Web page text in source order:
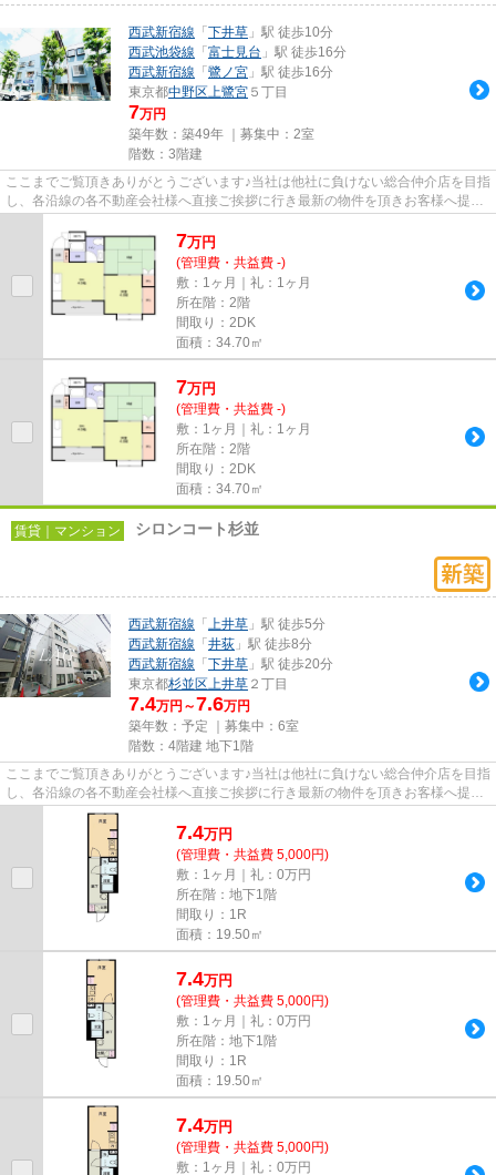
西武新宿線 「 下井草 」駅 徒歩10分
西武池袋線 「 富士見台 」駅 徒歩16分
西武新宿線 「 鷺ノ宮 」駅 徒歩16分
東京都中野区上鷺宮 ５丁目
7万円
築年数：築49年 ｜募集中： 2室
階数：3階建
ここまでご覧頂きありがとうございます♪当社は他社に負けない総合仲介店を目指
し、各沿線の各不動産会社様へ直接ご挨拶に行き最新の物件を頂きお客様へ提供
7万円
(管理費・共益費 -)
敷：1ヶ月｜礼：1ヶ月
所在階：2階
間取り：2DK
面積：34.70㎡
7万円
(管理費・共益費 -)
敷：1ヶ月｜礼：1ヶ月
所在階：2階
間取り：2DK
面積：34.70㎡
賃貸｜マンション シロンコート杉並
西武新宿線 「 上井草 」駅 徒歩5分
西武新宿線 「 井荻 」駅 徒歩8分
西武新宿線 「 下井草 」駅 徒歩20分
東京都杉並区上井草 ２丁目
7.4万円～7.6万円
築年数：予定 ｜募集中： 6室
階数：4階建 地下1階
ここまでご覧頂きありがとうございます♪当社は他社に負けない総合仲介店を目指
し、各沿線の各不動産会社様へ直接ご挨拶に行き最新の物件を頂きお客様へ提供
しております！最新の情報は...
7.4万円
(管理費・共益費 5,000円)
敷：1ヶ月｜礼：0万円
所在階：地下1階
間取り：1R
面積：19.50㎡
7.4万円
(管理費・共益費 5,000円)
敷：1ヶ月｜礼：0万円
所在階：地下1階
間取り：1R
面積：19.50㎡
7.4万円
(管理費・共益費 5,000円)
敷：1ヶ月｜礼：0万円